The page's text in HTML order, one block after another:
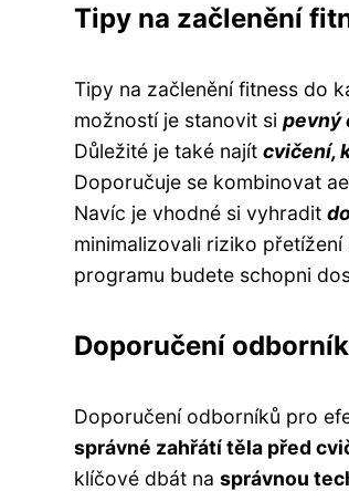
Tipy na začlenění
Tipy na začlenění fitness do
možností je stanovit si pevný
Důležité je také najít cvičení,
Doporučuje se kombinovat
Navíc je vhodné si vyhradit
minimalizovali riziko
programu budete schopni
Doporučení
Doporučení odborníků pro
správné zahřátí těla před
klíčové dbát na správnou